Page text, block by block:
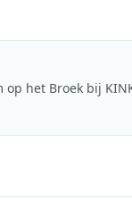
op het Broek bij